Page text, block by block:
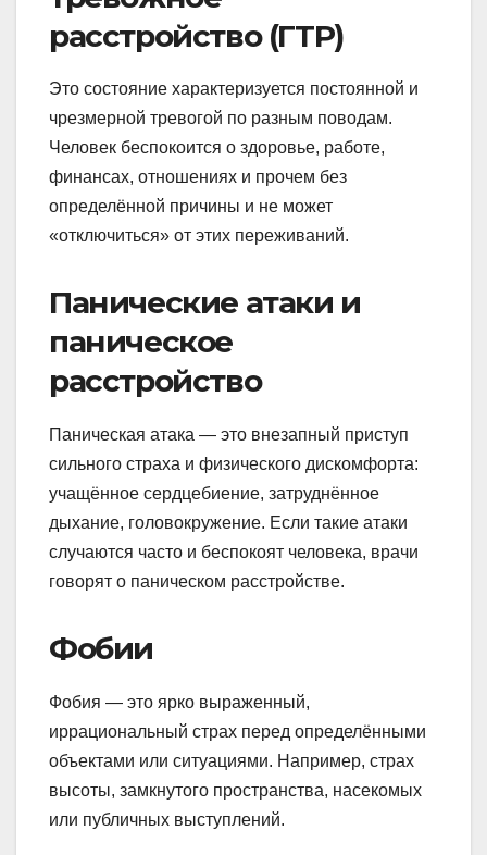
расстройство (ГТР)
Это состояние характеризуется постоянной и
чрезмерной тревогой по разным поводам.
Человек беспокоится о здоровье, работе,
финансах, отношениях и прочем без
определённой причины и не может
«отключиться» от этих переживаний.
Панические атаки и
паническое
расстройство
Паническая атака — это внезапный приступ
сильного страха и физического дискомфорта:
учащённое сердцебиение, затруднённое
дыхание, головокружение. Если такие атаки
случаются часто и беспокоят человека, врачи
говорят о паническом расстройстве.
Фобии
Фобия — это ярко выраженный,
иррациональный страх перед определёнными
объектами или ситуациями. Например, страх
высоты, замкнутого пространства, насекомых
или публичных выступлений.